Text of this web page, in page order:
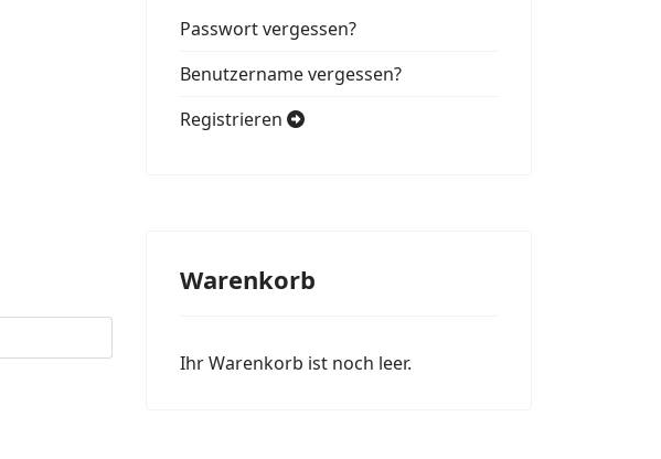
Passwort vergessen?
Benutzername vergessen?
Registrieren
Warenkorb
Ihr Warenkorb ist noch leer.